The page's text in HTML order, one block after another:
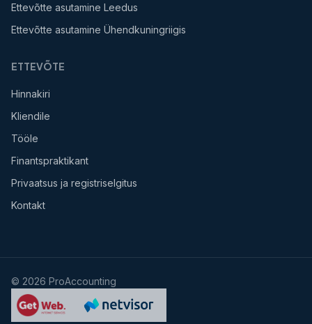
Ettevõtte asutamine Leedus
Ettevõtte asutamine Ühendkuningriigis
ETTEVÕTE
Hinnakiri
Kliendile
Tööle
Finantspraktikant
Privaatsus ja registriselgitus
Kontakt
© 2026 ProAccounting